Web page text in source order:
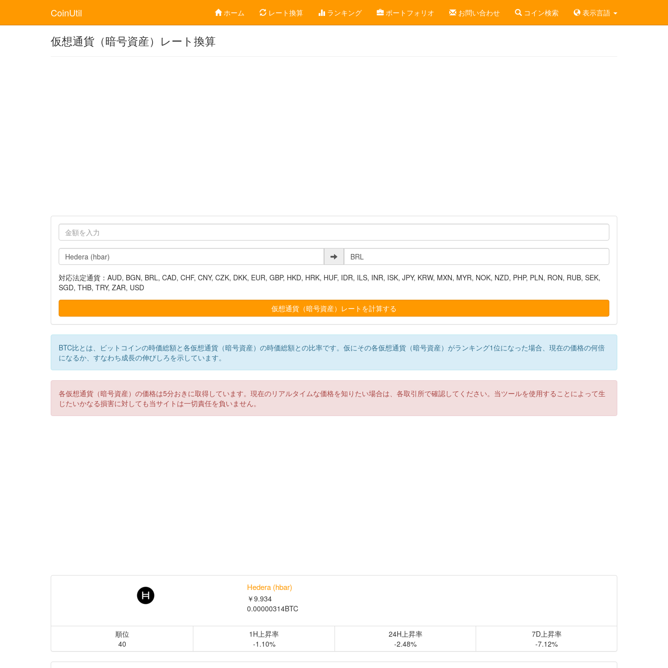
CoinUtil ホーム レート換算 ランキング ポートフォリオ お問い合わせ コイン検索 表示言語
仮想通貨（暗号資産）レート換算
対応法定通貨：AUD, BGN, BRL, CAD, CHF, CNY, CZK, DKK, EUR, GBP, HKD, HRK, HUF, IDR, ILS, INR, ISK, JPY, KRW, MXN, MYR, NOK, NZD, PHP, PLN, RON, RUB, SEK,
SGD, THB, TRY, ZAR, USD
BTC比とは、ビットコインの時価総額と各仮想通貨（暗号資産）の時価総額との比率です。仮にその各仮想通貨（暗号資産）がランキング1位になった場合、現在の価格の何倍
になるか、すなわち成長の伸びしろを示しています。
各仮想通貨（暗号資産）の価格は5分おきに取得しています。現在のリアルタイムな価格を知りたい場合は、各取引所で確認してください。当ツールを使用することによって生
じたいかなる損害に対しても当サイトは一切責任を負いません。
Hedera (hbar)
￥9.934
0.00000314BTC
順位
40
1H上昇率
-1.10%
24H上昇率
-2.48%
7D上昇率
-7.12%